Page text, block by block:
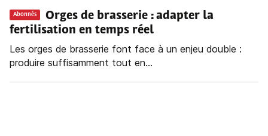
Abonnés
Orges de brasserie : adapter la
fertilisation en temps réel
Les orges de brasserie font face à un enjeu double :
produire suffisamment tout en...